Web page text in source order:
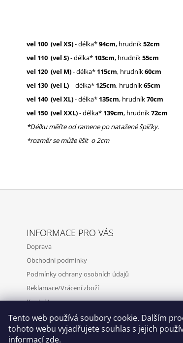
Tento web používá soubory cookie. Dalším
tohoto webu vyjadřujete souhlas s jejich
informacízde.
vel 100 (vel XS)- délka*94cm, hrudník52cm
vel 110 (vel S)- délka* 103cm, hrudník55cm
vel 120 (vel M)- délka*115cm, hrudník60cm
vel 130 (vel L) - délka* 125cm, hrudník65cm
vel 140 (vel XL)- délka* 135cm, hrudník70cm
vel 150 (vel XXL)- délka* 139cm, hrudník72cm
*Délku měřte od ramene po natažené špičky.
*rozměr se může lišit o 2cm
INFORMACE PRO VÁS
Doprava
Obchodní podmínky
Podmínky ochrany osobních údajů
Reklamace/Vrácení zboží
Kontakty